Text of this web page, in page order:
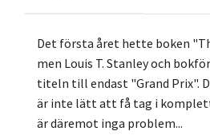
Det första året hette boken
men Louis T. Stanley och
titeln till endast "Grand Prix".
är inte lätt att få tag i
är däremot inga problem...